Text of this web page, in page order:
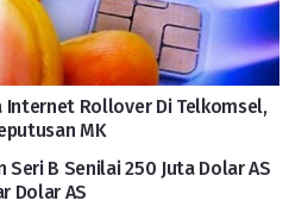
Internet Rollover Di Telkomsel,
MK
Seri B Senilai 250 Juta Dolar AS
Dolar AS